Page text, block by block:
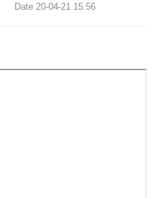
Date 20-04-21 15:56